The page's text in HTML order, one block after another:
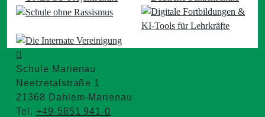
Schule Marienau
Neetzetalstraße 1
21368 Dahlem-Marienau
Tel. +49-5851 941-0